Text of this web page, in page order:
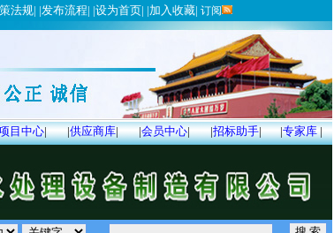
法规| |发布流程| |设为首页| |加入收藏| 订阅
目中心| |供应商库| |会员中心| |招标助手| |专家库|